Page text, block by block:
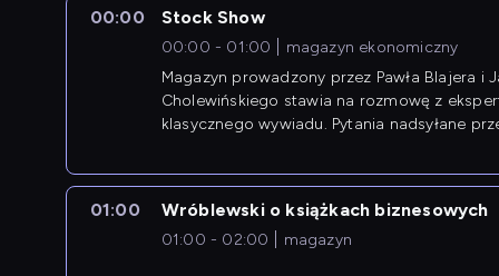
00:00 Stock Show
00:00 - 01:00
magazyn ekonomiczny
Magazyn prowadzony przez Pawła Blajera i
Cholewińskiego stawia na rozmowę z
klasycznego wywiadu. Pytania nadsyłane
01:00 Wróblewski o książkach biznesowych
01:00 - 02:00 magazyn